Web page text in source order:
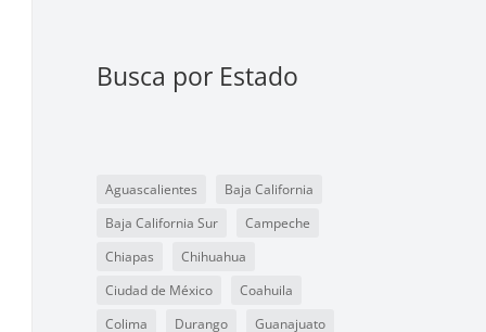
Busca por Estado
Aguascalientes
Baja California
Baja California Sur
Campeche
Chiapas
Chihuahua
Ciudad de México
Coahuila
Colima
Durango
Guanajuato